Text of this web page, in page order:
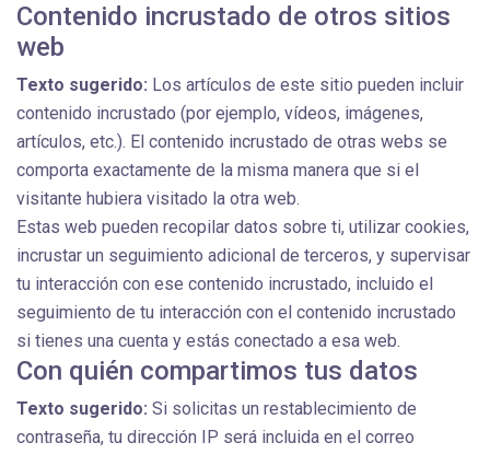
Contenido incrustado de otros sitios
web
Texto sugerido: Los artículos de este sitio pueden incluir
contenido incrustado (por ejemplo, vídeos, imágenes,
artículos, etc.). El contenido incrustado de otras webs se
comporta exactamente de la misma manera que si el
visitante hubiera visitado la otra web.
Estas web pueden recopilar datos sobre ti, utilizar cookies,
incrustar un seguimiento adicional de terceros, y supervisar
tu interacción con ese contenido incrustado, incluido el
seguimiento de tu interacción con el contenido incrustado
si tienes una cuenta y estás conectado a esa web.
Con quién compartimos tus datos
Texto sugerido: Si solicitas un restablecimiento de
contraseña, tu dirección IP será incluida en el correo